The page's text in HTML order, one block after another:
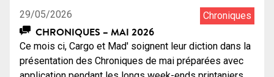
29/05/2026 Chroniques
CHRONIQUES – MAI 2026
Ce mois ci, Cargo et Mad' soignent leur diction dans la
présentation des Chroniques de mai préparées avec